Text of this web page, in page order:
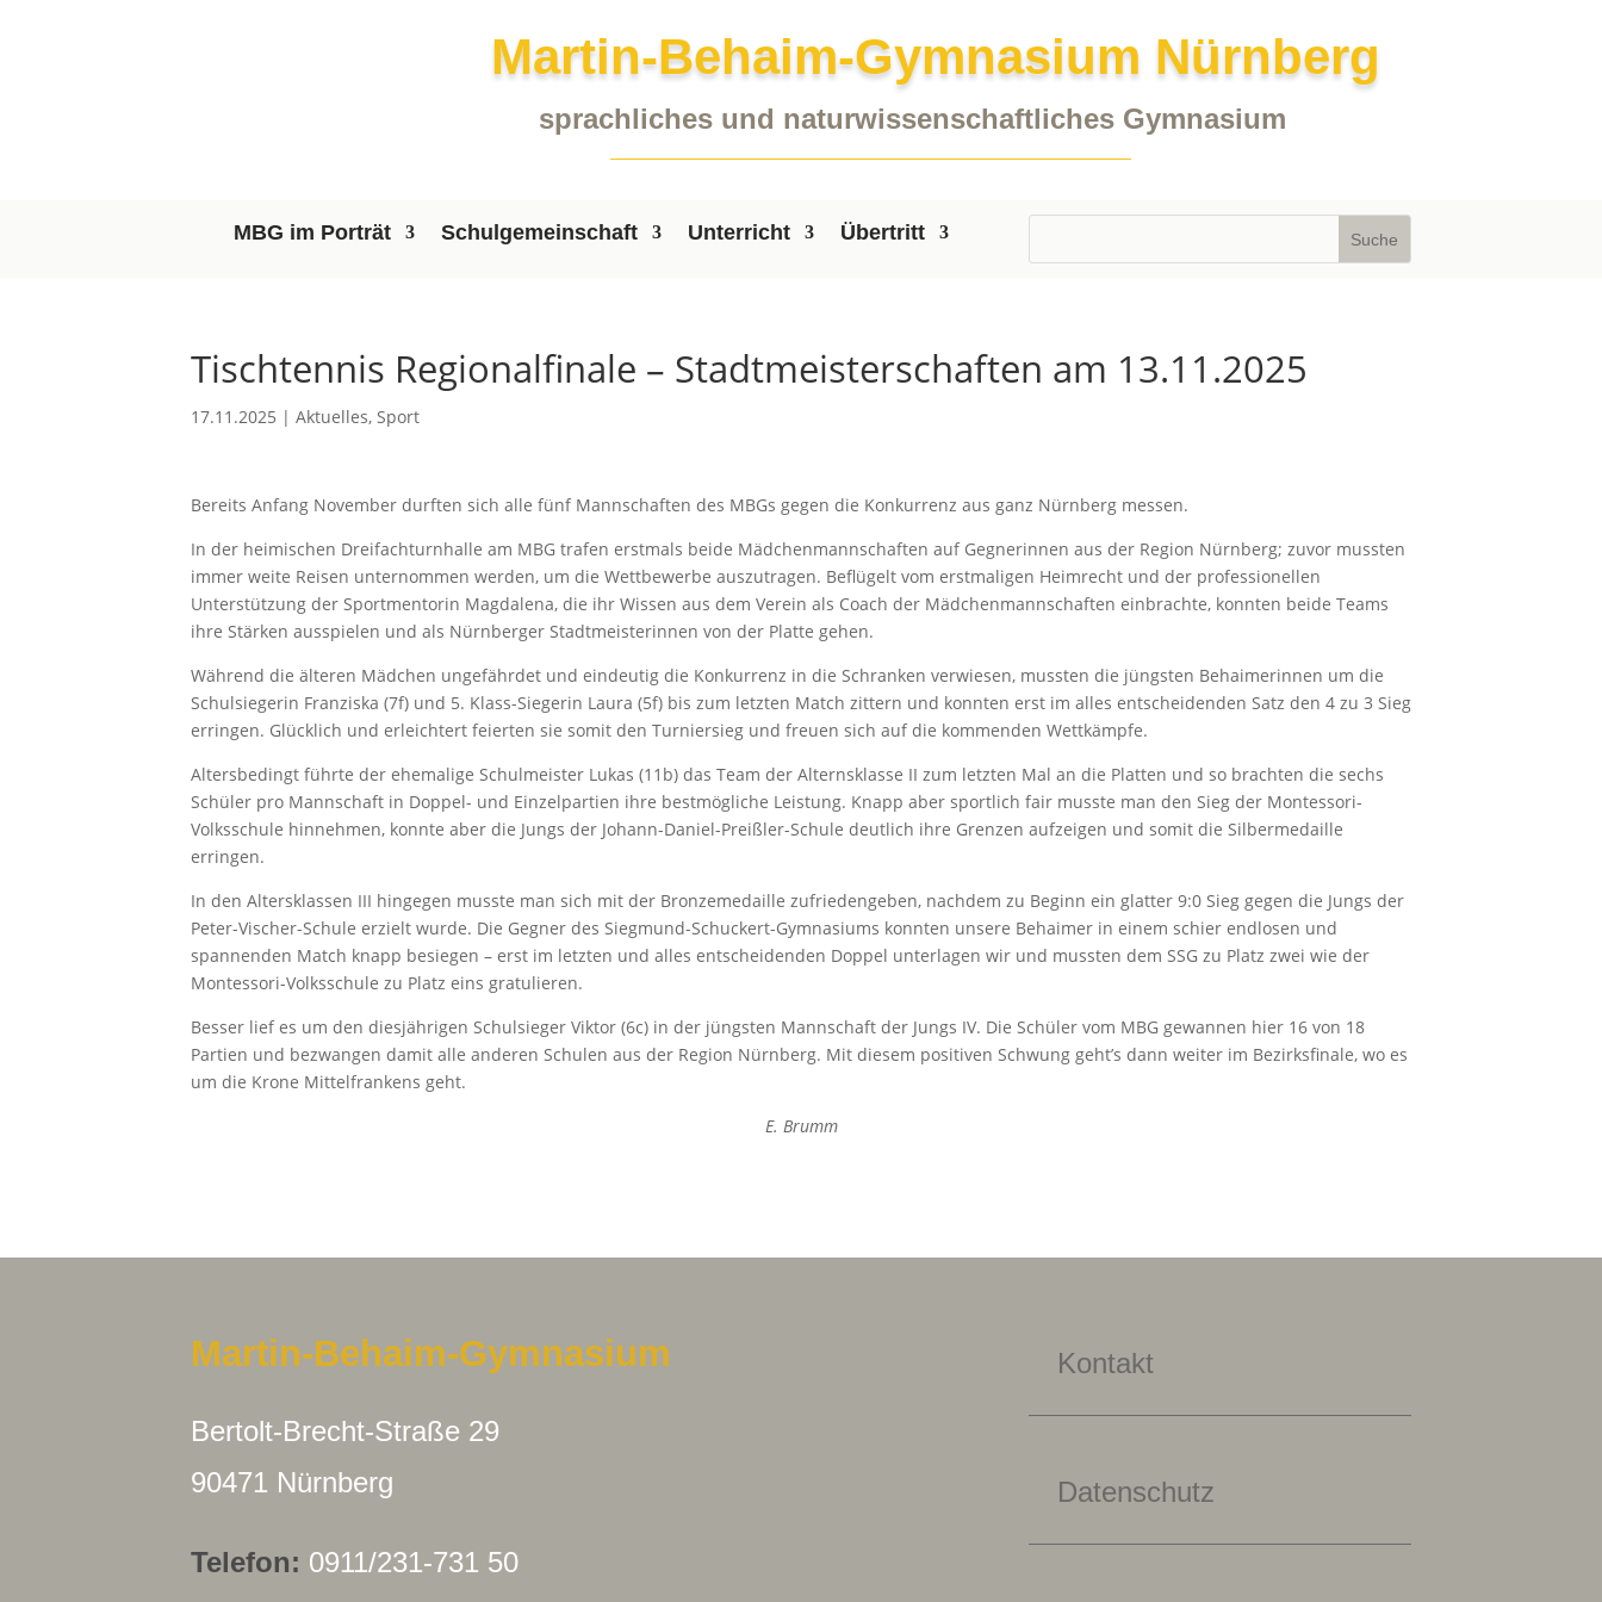
Martin-Behaim-Gymnasium Nürnberg
sprachliches und naturwissenschaftliches Gymnasium
MBG im Porträt Schulgemeinschaft Unterricht Übertritt
Tischtennis Regionalfinale – Stadtmeisterschaften am 13.11.2025
17.11.2025 | Aktuelles, Sport
Bereits Anfang November durften sich alle fünf Mannschaften des MBGs gegen die Konkurrenz aus ganz Nürnberg messen.
In der heimischen Dreifachturnhalle am MBG trafen erstmals beide Mädchenmannschaften auf Gegnerinnen aus der Region Nürnberg; zuvor mussten
immer weite Reisen unternommen werden, um die Wettbewerbe auszutragen. Beflügelt vom erstmaligen Heimrecht und der professionellen
Unterstützung der Sportmentorin Magdalena, die ihr Wissen aus dem Verein als Coach der Mädchenmannschaften einbrachte, konnten beide Teams
ihre Stärken ausspielen und als Nürnberger Stadtmeisterinnen von der Platte gehen.
Während die älteren Mädchen ungefährdet und eindeutig die Konkurrenz in die Schranken verwiesen, mussten die jüngsten Behaimerinnen um die
Schulsiegerin Franziska (7f) und 5. Klass-Siegerin Laura (5f) bis zum letzten Match zittern und konnten erst im alles entscheidenden Satz den 4 zu 3 Sieg
erringen. Glücklich und erleichtert feierten sie somit den Turniersieg und freuen sich auf die kommenden Wettkämpfe.
Altersbedingt führte der ehemalige Schulmeister Lukas (11b) das Team der Alternsklasse II zum letzten Mal an die Platten und so brachten die sechs
Schüler pro Mannschaft in Doppel- und Einzelpartien ihre bestmögliche Leistung. Knapp aber sportlich fair musste man den Sieg der Montessori-
Volksschule hinnehmen, konnte aber die Jungs der Johann-Daniel-Preißler-Schule deutlich ihre Grenzen aufzeigen und somit die Silbermedaille
erringen.
In den Altersklassen III hingegen musste man sich mit der Bronzemedaille zufriedengeben, nachdem zu Beginn ein glatter 9:0 Sieg gegen die Jungs der
Peter-Vischer-Schule erzielt wurde. Die Gegner des Siegmund-Schuckert-Gymnasiums konnten unsere Behaimer in einem schier endlosen und
spannenden Match knapp besiegen – erst im letzten und alles entscheidenden Doppel unterlagen wir und mussten dem SSG zu Platz zwei wie der
Montessori-Volksschule zu Platz eins gratulieren.
Besser lief es um den diesjährigen Schulsieger Viktor (6c) in der jüngsten Mannschaft der Jungs IV. Die Schüler vom MBG gewannen hier 16 von 18
Partien und bezwangen damit alle anderen Schulen aus der Region Nürnberg. Mit diesem positiven Schwung geht’s dann weiter im Bezirksfinale, wo es
um die Krone Mittelfrankens geht.
E. Brumm
Martin-Behaim-Gymnasium
Bertolt-Brecht-Straße 29
90471 Nürnberg
Telefon: 0911/231-731 50
Kontakt
Datenschutz